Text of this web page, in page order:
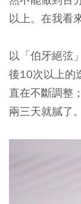
以上。在我看
以「伯牙絕弦
後10次以上的
直在不斷調整
兩三天就膩了